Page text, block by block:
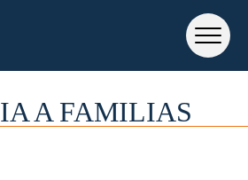
A FAMILIAS